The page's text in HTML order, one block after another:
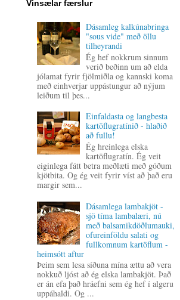
Vinsælar færslur
Dásamleg kalkúnabringa
"sous vide" með öllu
tilheyrandi
Ég hef nokkrum sinnum
verið beðinn um að elda
jólamat fyrir fjölmiðla og kannski koma
með einhverjar uppástungur að nýjum
leiðum til þes...
Einfaldasta og langbesta
kartöflugratínið - hlaðið
að fullu!
Ég hreinlega elska
kartöflugratín. Ég veit
eiginlega fátt betra meðlæti með góðum
kjötbita. Og ég veit fyrir víst að það eru
margir sem...
Dásamlega lambakjöt -
sjö tíma lambalæri, nú
með balsamikdöðlumauki,
ofureinföldu salati og
fullkomnum kartöflum -
heimsótt aftur
Þeim sem lesa síðuna mína ættu að vera
nokkuð ljóst að ég elska lambakjöt. Það
er án efa það hráefni sem ég hef í algeru
uppáhaldi. Og ...